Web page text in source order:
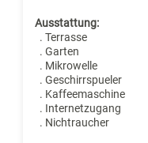
Ausstattung:
. Terrasse
. Garten
. Mikrowelle
. Geschirrspueler
. Kaffeemaschine
. Internetzugang
. Nichtraucher